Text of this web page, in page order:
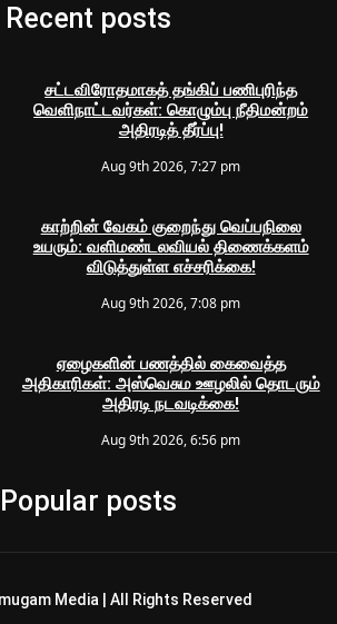
Recent posts
சட்டவிரோதமாகத் தங்கிப் பணிபுரிந்த
வெளிநாட்டவர்கள்: கொழும்பு நீதிமன்றம்
அதிரடித் தீர்ப்பு!
Aug 9th 2026, 7:27 pm
காற்றின் வேகம் குறைந்து வெப்பநிலை
உயரும்: வளிமண்டலவியல் திணைக்களம்
விடுத்துள்ள எச்சரிக்கை!
Aug 9th 2026, 7:08 pm
ஏழைகளின் பணத்தில் கைவைத்த
அதிகாரிகள்: அஸ்வெசும ஊழலில் தொடரும்
அதிரடி நடவடிக்கை!
Aug 9th 2026, 6:56 pm
Popular posts
Media | All Rights Reserved